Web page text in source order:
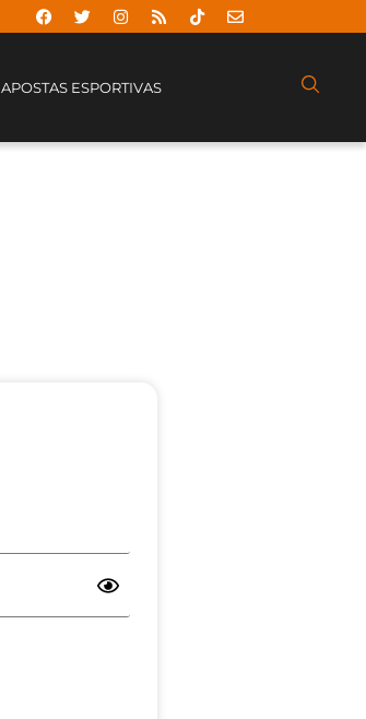
APOSTAS ESPORTIVAS